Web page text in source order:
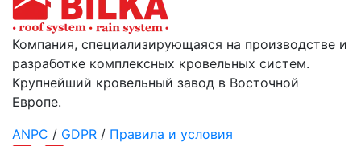
Компания, специализирующаяся на производстве и
разработке комплексных кровельных систем.
Крупнейший кровельный завод в Восточной
Европе.
ANPC / GDPR / Правила и условия